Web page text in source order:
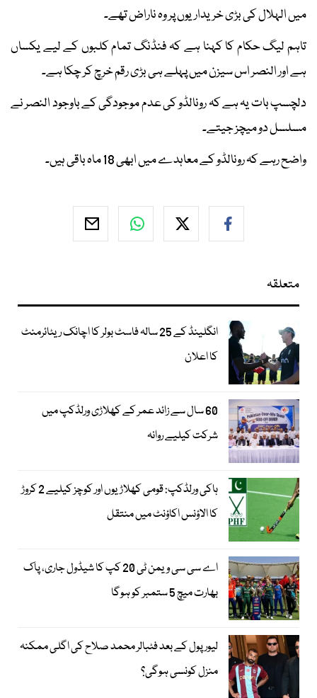
میں الہلال کی بڑی خریداریوں پر وہ ناراض تھے۔
تاہم لیگ حکام کا کہنا ہے کہ فنڈنگ تمام کلبوں کے لیے یکساں
ہے اور النصر اس سیزن میں پہلے ہی بڑی رقم خرچ کر چکا ہے۔
دلچسپ بات یہ ہے کہ رونالڈو کی عدم موجودگی کے باوجود النصر نے
مسلسل دو میچز جیتے۔
واضح رہے کہ رونالڈو کے معاہدے میں ابھی 18 ماہ باقی ہیں۔
متعلقہ
انگلینڈ کے 25 سالہ فاسٹ بولر کا اچانک ریٹائرمنٹ
کا اعلان
60 سال سے زائد عمر کے کھلاڑی ورلڈکپ میں
شرکت کیلیے روانہ
ہاکی ورلڈکپ: قومی کھلاڑیوں اور کوچز کیلیے 2 کروڑ
کا الاؤنس اکاؤنٹ میں منتقل
اے سی سی ویمن ٹی 20 کپ کا شیڈول جاری، پاک
بھارت میچ 5 ستمبر کو ہوگا
لیور پول کے بعد فٹبالر محمد صلاح کی اگلی ممکنہ
منزل کونسی ہوگی؟